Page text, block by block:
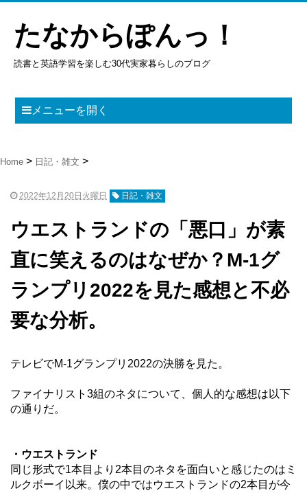
たなからぽんっ！
読書と英語学習を楽しむ30代実家暮らしのブログ
メニューを開く
Home 日記・雑文
2022年12月20日火曜日 日記・雑文
ウエストランドの「悪口」が素
直に笑えるのはなぜか？M-1グ
ランプリ2022を見た感想と不必
要な分析。
テレビでM-1グランプリ2022の決勝を見た。
ファイナリスト3組のネタについて、個人的な感想は以下
の通りだ。
・ウエストランド
同じ形式で1本目より2本目のネタを面白いと感じたのはミ
ルクボーイ以来。僕の中ではウエストランドの2本目が今